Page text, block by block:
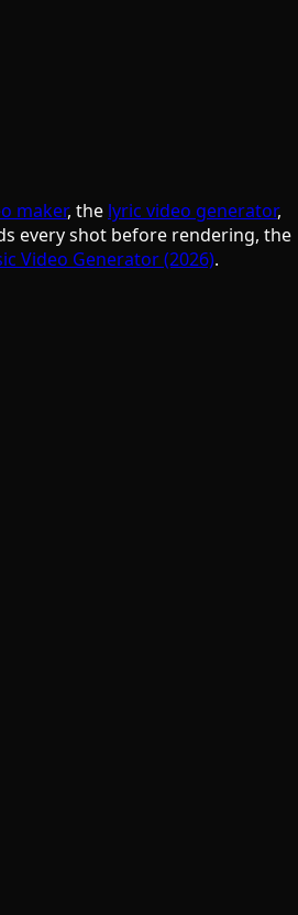
maker, the lyric video generator,
every shot before rendering, the
Video Generator (2026).